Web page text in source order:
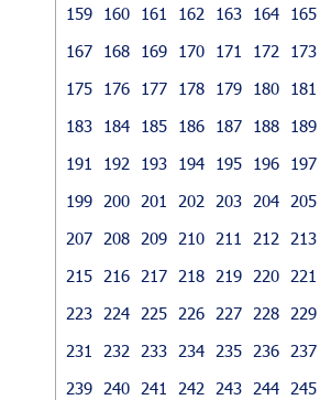
159
160 161 162 163 164 165
167
168 169 170 171 172 173
175
176 177 178 179 180 181
183
184 185 186 187 188 189
191
192 193 194 195 196 197
199
200 201 202 203 204 205
207
208 209 210 211 212 213
215
216 217 218 219 220 221
223
224 225 226 227 228 229
231
232 233 234 235 236 237
239
240 241 242 243 244 245